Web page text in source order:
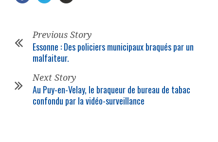
Previous Story
Essonne : Des policiers municipaux braqués par un
malfaiteur.
Next Story
Au Puy-en-Velay, le braqueur de bureau de tabac
confondu par la vidéo-surveillance